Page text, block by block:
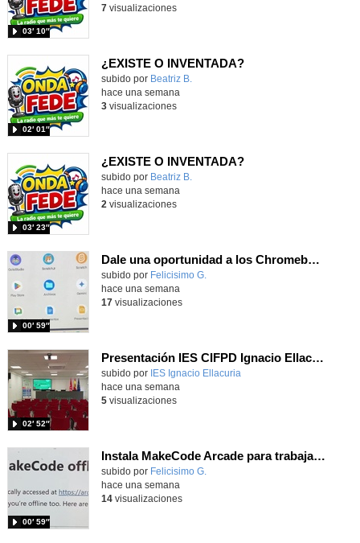
03′ 10″
7visualizaciones
¿EXISTE O INVENTADA?
Contenido educativo.
subido por Beatriz B.
02′ 01″
hace una semana
3visualizaciones
¿EXISTE O INVENTADA?
Contenido educativo.
subido por Beatriz B.
03′ 23″
hace una semana
2 visualizaciones
Dale una oportunidad a los Chromebooks y utiliza un proyector para realizar talleres si no tienes pantallas táctiles
Contenido educativo.
subido por Felicisimo G.
00′ 59″
hace una semana
17visualizaciones
Presentación IES CIFPD Ignacio Ellacuría
Contenido educativo.
subido por IES Ignacio Ellacuria
02′ 52″
hace una semana
5visualizaciones
Instala MakeCode Arcade para trabajar offline en tu tablet, ordenador, Chromebook
Contenido educativo.
subido por Felicisimo G.
00′ 59″
hace una semana
14visualizaciones